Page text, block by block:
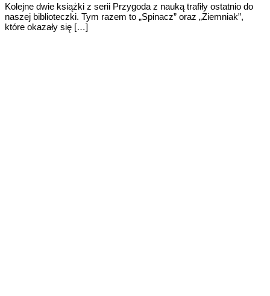
Kolejne dwie książki z serii Przygoda z nauką trafiły ostatnio do
naszej biblioteczki. Tym razem to „Spinacz” oraz „Ziemniak”,
które okazały się […]